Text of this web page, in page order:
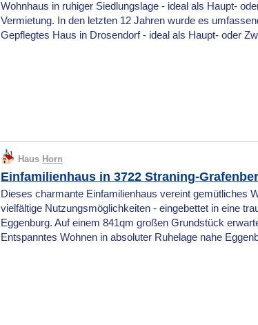
Wohnhaus in ruhiger Siedlungslage - ideal als Haupt-
Vermietung. In den letzten 12 Jahren wurde es
Gepflegtes Haus in Drosendorf - ideal als Haupt- oder
Haus Horn
Einfamilienhaus in 3722 Straning-
Dieses charmante Einfamilienhaus vereint gemütliches
vielfältige Nutzungsmöglichkeiten - eingebettet in eine
Eggenburg. Auf einem 841qm großen Grundstück
Entspanntes Wohnen in absoluter Ruhelage nahe